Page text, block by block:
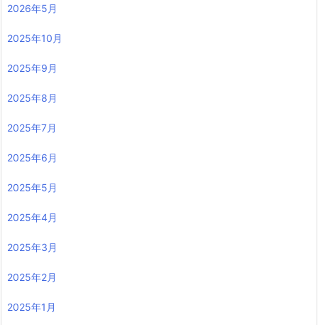
2026年5月
2025年10月
2025年9月
2025年8月
2025年7月
2025年6月
2025年5月
2025年4月
2025年3月
2025年2月
2025年1月